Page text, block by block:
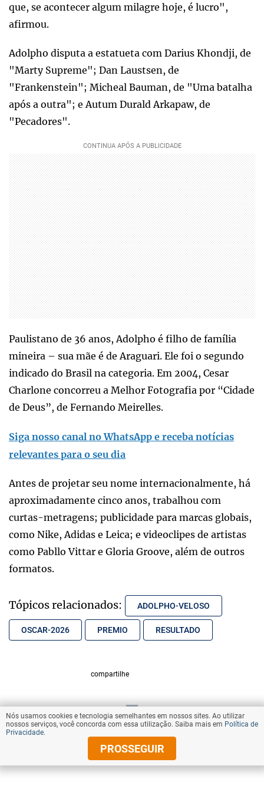
que, se acontecer algum milagre hoje, é lucro",
afirmou.
Adolpho disputa a estatueta com Darius Khondji, de
"Marty Supreme"; Dan Laustsen, de
"Frankenstein"; Micheal Bauman, de "Uma batalha
após a outra"; e Autum Durald Arkapaw, de
"Pecadores".
Paulistano de 36 anos, Adolpho é filho de família
mineira – sua mãe é de Araguari. Ele foi o segundo
indicado do Brasil na categoria. Em 2004, Cesar
Charlone concorreu a Melhor Fotografia por “Cidade
de Deus”, de Fernando Meirelles.
Siga nosso canal no WhatsApp e receba notícias
relevantes para o seu dia
Antes de projetar seu nome internacionalmente, há
aproximadamente cinco anos, trabalhou com
curtas-metragens; publicidade para marcas globais,
como Nike, Adidas e Leica; e videoclipes de artistas
como Pabllo Vittar e Gloria Groove, além de outros
formatos.
Tópicos relacionados: ADOLPHO-VELOSO
OSCAR-2026 PREMIO RESULTADO
compartilhe
VOLTAR AO TOPO
© Copyright 2026 Diários Associados
Nós usamos cookies e tecnologia semelhantes em nossos sites. Ao utilizar
nossos serviços, você concorda com essa utilização. Saiba mais em Política de
Privacidade.
PROSSEGUIR